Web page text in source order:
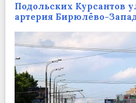
Подольских Курсантов
артерия Бирюлёво-